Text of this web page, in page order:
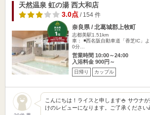
天然温泉 虹の湯 西大和店
3.0点/ 154 件
奈良県 / 北葛城郡上牧町
志都美駅1.51km
車： ◾️西名阪自動車道「香芝IC」
0分…
営業時間 10:00～24:00
入浴料金 900円～
日帰り カップル
こんにちは！ライスと申します🍚 サウナ
けのレビューになります。ご了承ください